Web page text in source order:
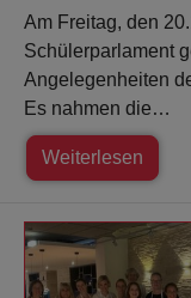
Am Freitag, den
Schülerparlament
Angelegenheiten
Es nahmen die…
Weiterlesen